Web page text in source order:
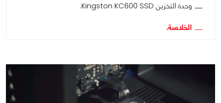
وحدة التخزين Kingston KC600 SSD.
الخلاصة.